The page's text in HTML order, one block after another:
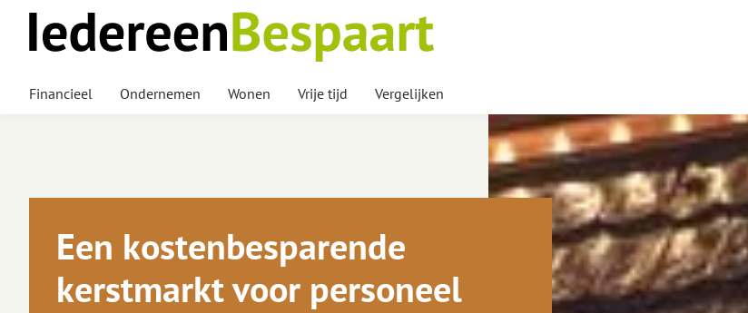
Financieel Ondernemen Wonen Vrije tijd Vergelijken
Een kostenbesparende
kerstmarkt voor personeel